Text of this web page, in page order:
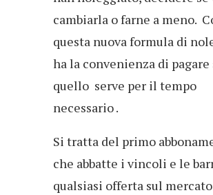
cambiarla o farne a meno.
questa nuova formula di
ha la convenienza di pagare
quello serve per il tempo
necessario .
Si tratta del primo
che abbatte i vincoli e le
qualsiasi offerta sul